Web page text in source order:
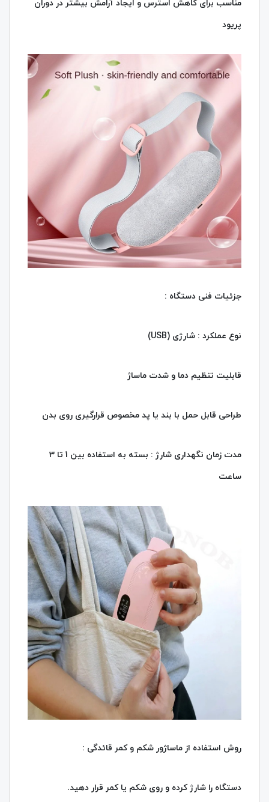
مناسب برای کاهش استرس و ایجاد آرامش بیشتر در دوران
پریود
جزئیات فنی دستگاه :
نوع عملکرد : شارژی (USB)
قابلیت تنظیم دما و شدت ماساژ
طراحی قابل حمل با بند یا پد مخصوص قرارگیری روی بدن
مدت زمان نگهداری شارژ : بسته به استفاده بین 1 تا 3
ساعت
روش استفاده از ماساژور شکم و کمر قائدگی :
دستگاه را شارژ کرده و روی شکم یا کمر قرار دهید.